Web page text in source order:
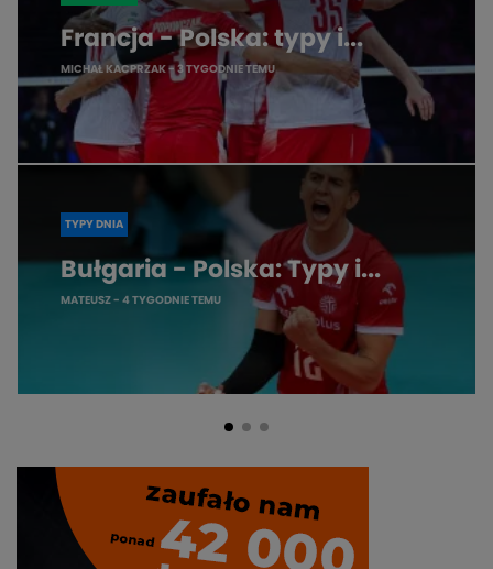
Francja - Polska: typy i...
MICHAŁ KACPRZAK - 3 TYGODNIE TEMU
TYPY DNIA
Bułgaria - Polska: Typy i...
MATEUSZ - 4 TYGODNIE TEMU